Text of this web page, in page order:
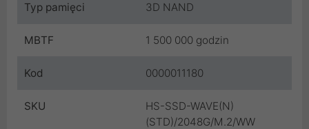
Typ pamięci 3D NAND
MBTF 1 500 000 godzin
Kod 0000011180
SKU
HS-SSD-WAVE(N)
(STD)/2048G/M.2/WW